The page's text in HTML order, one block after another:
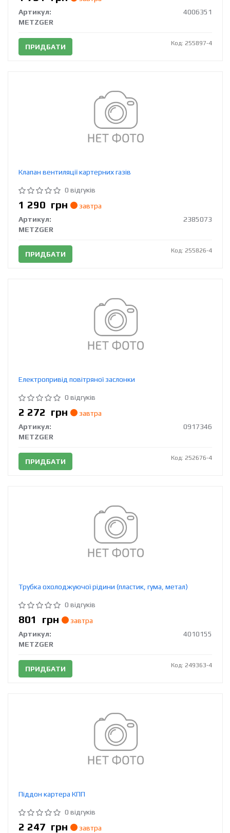
Артикул:
4006351
METZGER
ПРИДБАТИ Код: 255897-4
Клапан вентиляції картерних газів
0 відгуків
1 290 грн
завтра
Артикул:
2385073
METZGER
ПРИДБАТИ Код: 255826-4
Електропривід повітряної заслонки
0 відгуків
2 272 грн
завтра
Артикул:
0917346
METZGER
ПРИДБАТИ Код: 252676-4
Трубка охолоджуючої рідини (пластик, гума, метал)
0 відгуків
801 грн
завтра
Артикул:
4010155
METZGER
ПРИДБАТИ Код: 249363-4
Піддон картера КПП
0 відгуків
2 247 грн
завтра